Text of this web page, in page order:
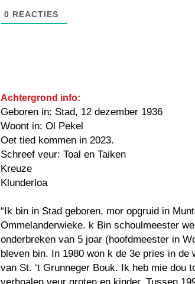
0 REACTIES
Achtergrond info:
Geboren in: Stad, 12 dezember 1936
Woont in: Ol Pekel
Oet tied kommen in 2023.
Schreef veur: Toal en Taiken
Kreuze
Klunderloa
“Ik bin in Stad geboren, mor opgruid in
Ommelanderwieke. k Bin schoulmeester
onderbreken van 5 joar (hoofdmeester in
bleven bin. In 1980 won k de 3e pries in
van St. ‘t Grunneger Bouk. Ik heb mie dou